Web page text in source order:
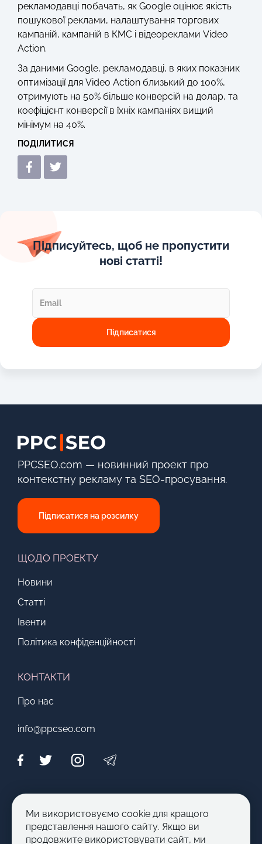
рекламодавці побачать, як Google оцінює якість
пошукової реклами, налаштування торгових
кампаній, кампаній в КМС і відеореклами Video
Action.
За даними Google, рекламодавці, в яких показник
оптимізації для Video Action близький до 100%,
отримують на 50% більше конверсій на долар, та
коефіцієнт конверсії в їхніх кампаніях вищий
мінімум на 40%.
ПОДІЛИТИСЯ
Підписуйтесь, щоб не пропустити
нові статті!
PPCSEO.com — новинний проект про
контекстну рекламу та SEO-просування.
Підписатися на розсилку
ЩОДО ПРОЕКТУ
Новини
Статті
Івенти
Політика конфіденційності
КОНТАКТИ
Про нас
info@ppcseo.com
Стати автором
Ми використовуємо cookie для кращого
представлення нашого сайту. Якщо ви
продовжите використовувати сайт, ми